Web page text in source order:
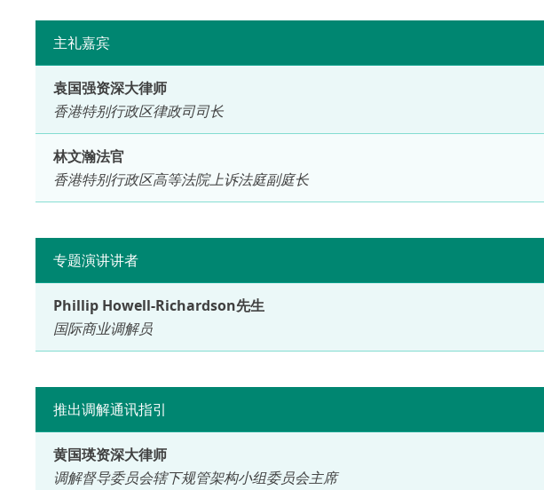
主礼嘉宾
袁国强资深大律师
香港特别行政区律政司司长
林文瀚法官
香港特别行政区高等法院上诉法庭副庭长
专题演讲讲者
Phillip Howell-Richardson先生
国际商业调解员
推出调解通讯指引
黄国瑛资深大律师
调解督导委员会辖下规管架构小组委员会主席